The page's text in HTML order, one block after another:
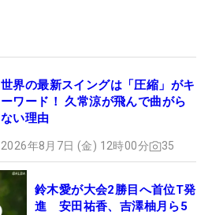
世界の最新スイングは「圧縮」がキ
ーワード！ 久常涼が飛んで曲がら
ない理由
2026年8月7日 (金) 12時00分 35
鈴木愛が大会2勝目へ首位T発
進 安田祐香、吉澤柚月ら5